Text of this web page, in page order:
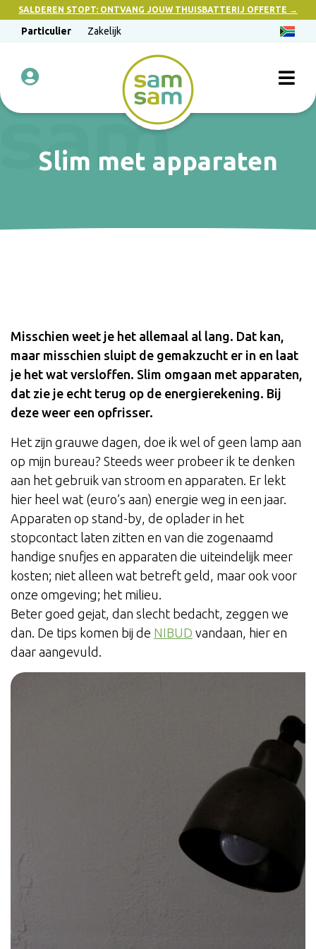
SALDEREN STOPT: ONTVANG JOUW THUISBATTERIJ OFFERTE →
Particulier Zakelijk
Slim met apparaten
Misschien weet je het allemaal al lang. Dat kan,
maar misschien sluipt de gemakzucht er in en laat
je het wat versloffen. Slim omgaan met apparaten,
dat zie je echt terug op de energierekening. Bij
deze weer een opfrisser.
Het zijn grauwe dagen, doe ik wel of geen lamp aan
op mijn bureau? Steeds weer probeer ik te denken
aan het gebruik van stroom en apparaten. Er lekt
hier heel wat (euro’s aan) energie weg in een jaar.
Apparaten op stand-by, de oplader in het
stopcontact laten zitten en van die zogenaamd
handige snufjes en apparaten die uiteindelijk meer
kosten; niet alleen wat betreft geld, maar ook voor
onze omgeving; het milieu.
Beter goed gejat, dan slecht bedacht, zeggen we
dan. De tips komen bij de NIBUD vandaan, hier en
daar aangevuld.